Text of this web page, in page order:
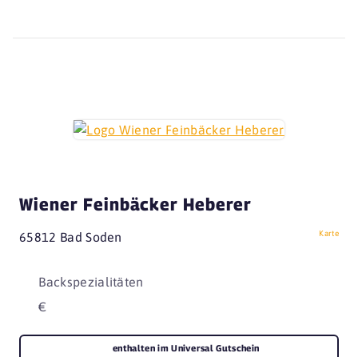
Wiener Feinbäcker Heberer
65812 Bad Soden Karte
Backspezialitäten
€
enthalten im Universal Gutschein